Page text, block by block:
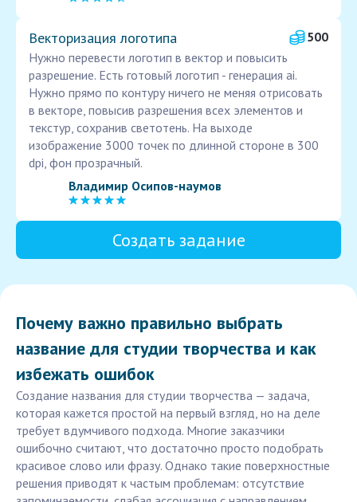
Векторизация логотипа
500
Нужно перевести логотип в вектор и повысить
разрешение. Есть готовый логотип - генерация ai.
Нужно прямо по контуру ничего не меняя отрисовать
в векторе, повысив разрешения всех элементов и
текстур, сохранив светотень. На выходе
изображение 3000 точек по длинной стороне в 300
dpi, фон прозрачный.
Владимир Осипов-наумов
Создать задание
Почему важно правильно выбрать
название для студии творчества и как
избежать ошибок
Создание названия для студии творчества — задача,
которая кажется простой на первый взгляд, но на деле
требует вдумчивого подхода. Многие заказчики
ошибочно считают, что достаточно просто подобрать
красивое слово или фразу. Однако такие поверхностные
решения приводят к частым проблемам: отсутствие